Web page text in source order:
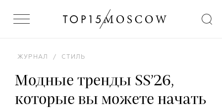
ЖУРНАЛ / СТИЛЬ
Модные тренды SS’26,
которые вы можете начать